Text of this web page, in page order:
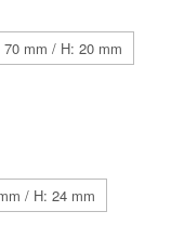
70 mm / H: 20 mm
/ H: 24 mm